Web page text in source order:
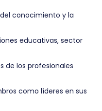
conocimiento y la
educativas, sector
de los profesionales
como líderes en sus